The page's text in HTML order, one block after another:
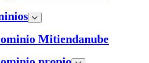
Mitiendanube